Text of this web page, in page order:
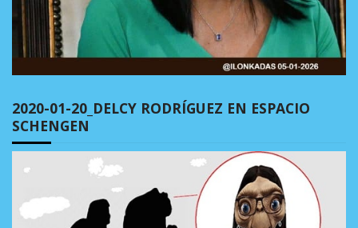
2020-01-20_DELCY RODRÍGUEZ EN ESPACIO
SCHENGEN